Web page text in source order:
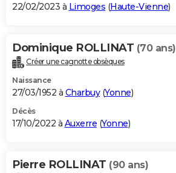
22/02/2023 à Limoges (Haute-Vienne)
Dominique ROLLINAT (70 ans)
Créer une cagnotte obsèques
Naissance
27/03/1952 à Charbuy(Yonne)
Décès
17/10/2022 à Auxerre (Yonne)
Pierre ROLLINAT (90 ans)